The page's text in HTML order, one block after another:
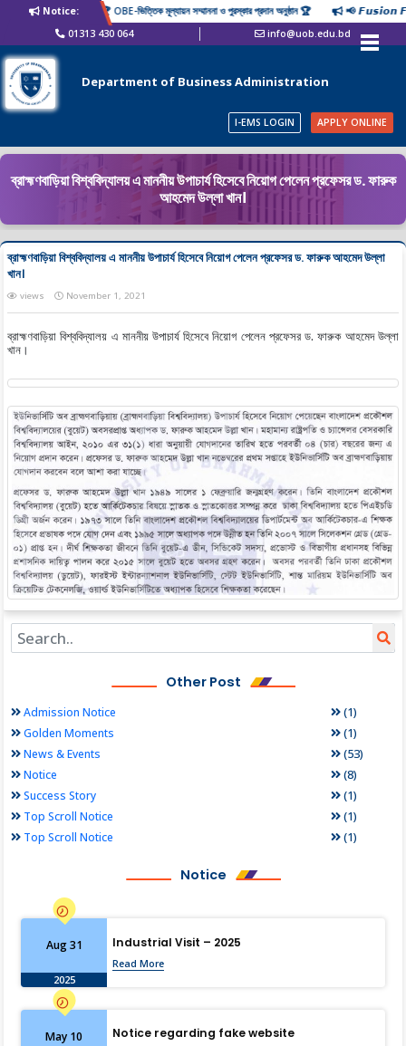
Notice: 🏆 OBE-ভিত্তিক মূল্যায়ন সম্মাননা ও পুরস্কার প্রদান অনুষ্ঠান 🏆
📢 𝙁𝙪𝙨𝙞𝙤𝙣
01313 430 064
info@uob.edu.bd
Department of Business Administration
I-EMS LOGIN APPLY ONLINE
ব্রাহ্মণবাড়িয়া বিশ্ববিদ্যালয় এ মাননীয় উপাচার্য হিসেবে নিয়োগ পেলেন প্রফেসর ড. ফারুক
আহমেদ উল্লা খান।
ব্রাহ্মণবাড়িয়া বিশ্ববিদ্যালয় এ মাননীয় উপাচার্য হিসেবে নিয়োগ পেলেন প্রফেসর ড. ফারুক আহমেদ উল্লা
খান।
views November 1, 2021
ব্রাহ্মণবাড়িয়া বিশ্ববিদ্যালয় এ মাননীয় উপাচার্য হিসেবে নিয়োগ পেলেন প্রফেসর ড. ফারুক আহমেদ উল্লা
খান।
Other Post
Admission Notice (1)
Golden Moments (1)
News & Events (53)
Notice (8)
Success Story (1)
Top Scroll Notice (1)
Top Scroll Notice (1)
Notice
Aug 31
2025
Industrial Visit – 2025
Read More
May 10 Notice regarding fake website